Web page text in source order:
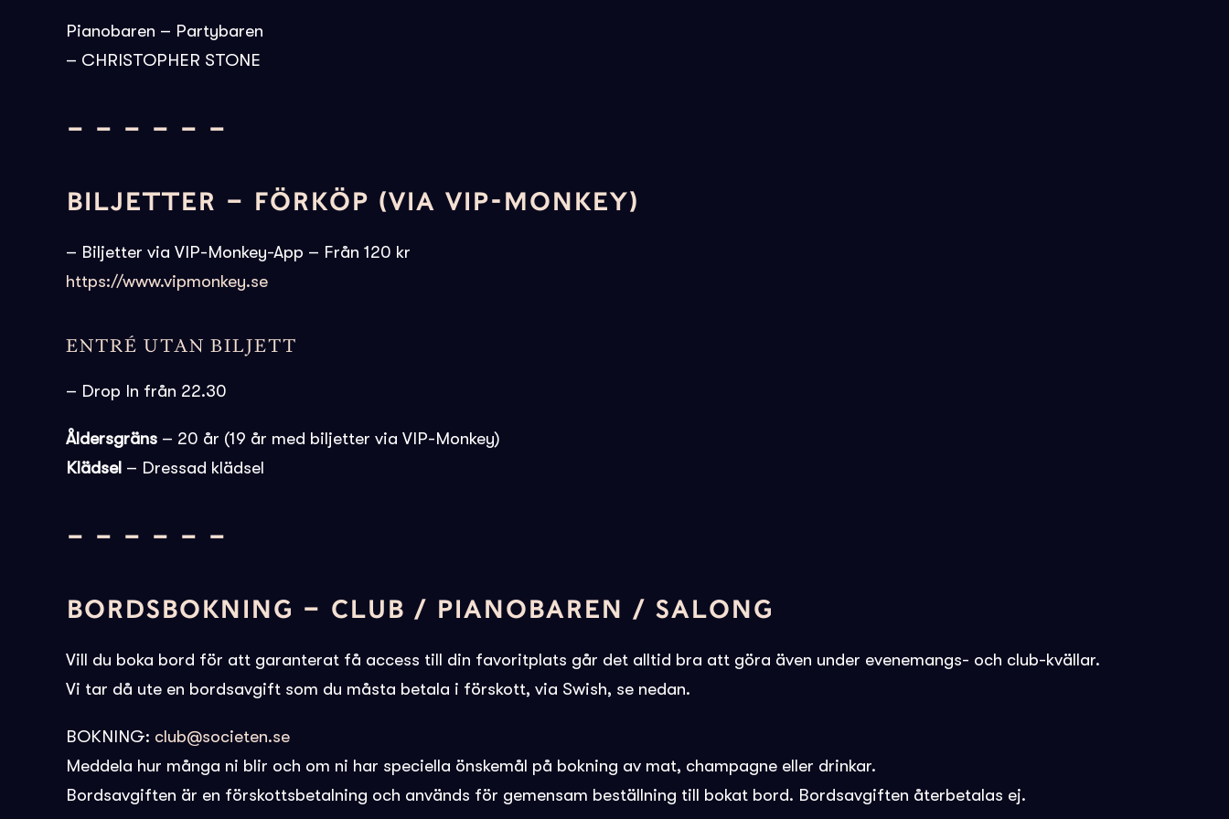
Pianobaren – Partybaren
– CHRISTOPHER STONE
– – – – – –
BILJETTER – FÖRKÖP (VIA VIP-MONKEY)
– Biljetter via VIP-Monkey-App – Från 120 kr
https://www.vipmonkey.se
ENTRÉ UTAN BILJETT
– Drop In från 22.30
Åldersgräns – 20 år (19 år med biljetter via VIP-Monkey)
Klädsel – Dressad klädsel
– – – – – –
BORDSBOKNING – CLUB / PIANOBAREN / SALONG
Vill du boka bord för att garanterat få access till din favoritplats går det alltid bra att göra även under evenemangs- och club-kvällar.
Vi tar då ute en bordsavgift som du måsta betala i förskott, via Swish, se nedan.
BOKNING: club@societen.se
Meddela hur många ni blir och om ni har speciella önskemål på bokning av mat, champagne eller drinkar.
Bordsavgiften är en förskottsbetalning och används för gemensam beställning till bokat bord. Bordsavgiften återbetalas ej.